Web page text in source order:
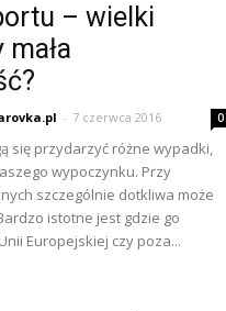
– wielki
- 7 czerwca 2016 0
się przydarzyć różne wypadki,
wypoczynku. Przy
szczególnie dotkliwa może
istotne jest gdzie go
Europejskiej czy poza...